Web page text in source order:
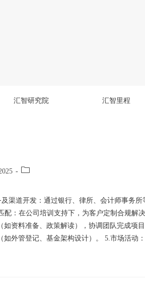
汇智研究院 汇智里程
渠道开发：通过银行、律所、会计师事务
配：在公司培训支持下，为客户定制合规解
如资料准备、政策解读），协调团队完成项
如外管登记、基金架构设计）。 5.市场活动